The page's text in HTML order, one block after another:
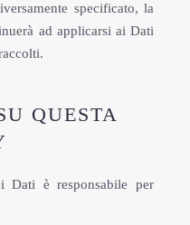
specificato, la
ad applicarsi ai Dati
QUESTA
Dati è responsabile per